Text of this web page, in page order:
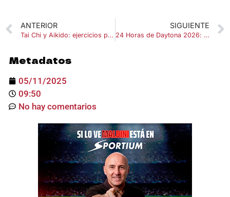
ANTERIOR
Tai Chi y Aikido: ejercicios para mejorar la circulación y la flexibilidad
SIGUIENTE
24 Horas de Daytona 2026: fechas, horarios, categorías y favoritos
Metadatos
05/11/2025
09:50
No hay comentarios